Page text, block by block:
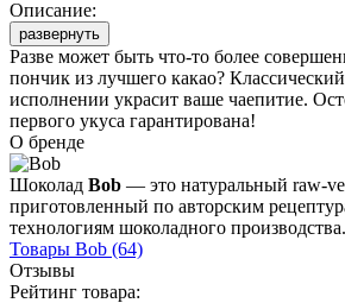
Описание:
развернуть
Разве может быть что-то более
пончик из лучшего какао?
исполнении украсит ваше чаепитие.
первого укуса гарантирована!
О бренде
Шоколад Bob — это натуральный raw-
приготовленный по авторским
технологиям шоколадного производства.
Товары Bob (64)
Отзывы
Рейтинг товара: